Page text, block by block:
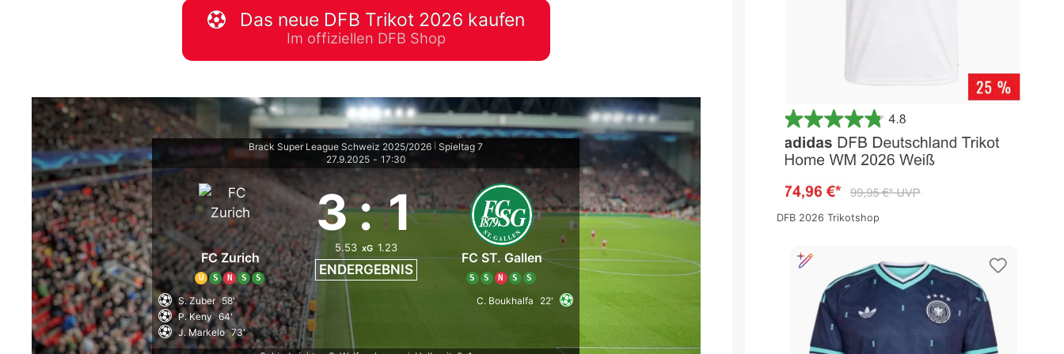
WM 2026 Spielplan Excel – kostenlos
downloaden & automatisch ausfüllen
Das neue DFB Trikot 2026 kaufen
Im offiziellen DFB Shop
Brack Super League Schweiz 2025/2026
Spieltag 7
27.9.2025 - 17:30
FC Zurich
U S N S S
3: 1
5.53 xG 1.23
ENDERGEBNIS
FC ST. Gallen
S S N S S
S. Zuber 58'
P. Keny
64'
J. Markelo 73'
C. Boukhalfa 22'
DFB 2026 Trikotshop